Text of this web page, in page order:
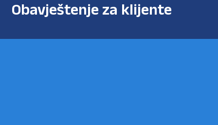
Obavještenje za klijente